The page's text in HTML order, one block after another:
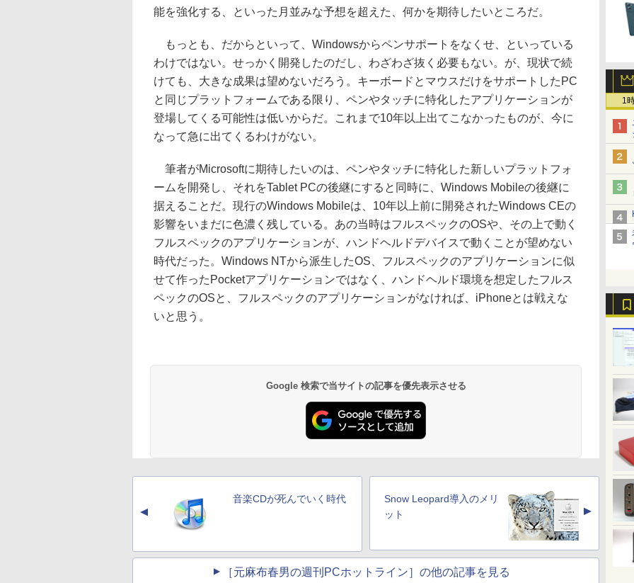
1
能を強化する、といった月並みな予想を超えた、何かを期待したいところだ。
もっとも、だからといって、Windowsからペンサポートをなくせ、といっている
わけではない。せっかく開発したのだし、わざわざ抜く必要もない。が、現状で続
けても、大きな成果は望めないだろう。キーボードとマウスだけをサポートしたPC
と同じプラットフォームである限り、ペンやタッチに特化したアプリケーションが
登場してくる可能性は低いからだ。これまで10年以上出てこなかったものが、今に
なって急に出てくるわけがない。
筆者がMicrosoftに期待したいのは、ペンやタッチに特化した新しいプラットフォ
ームを開発し、それをTablet PCの後継にすると同時に、Windows Mobileの後継に
据えることだ。現行のWindows Mobileは、10年以上前に開発されたWindows CEの
影響をいまだに色濃く残している。あの当時はフルスペックのOSや、その上で動く
フルスペックのアプリケーションが、ハンドヘルドデバイスで動くことが望めない
時代だった。Windows NTから派生したOS、フルスペックのアプリケーションに似
せて作ったPocketアプリケーションではなく、ハンドヘルド環境を想定したフルス
ペックのOSと、フルスペックのアプリケーションがなければ、iPhoneとは戦えな
いと思う。
Google 検索で当サイトの記事を優先表示させる
▲
音楽CDが死んでいく時代
Snow Leopard導入のメリ
ット
▲
［元麻布春男の週刊PCホットライン］の他の記事を見る